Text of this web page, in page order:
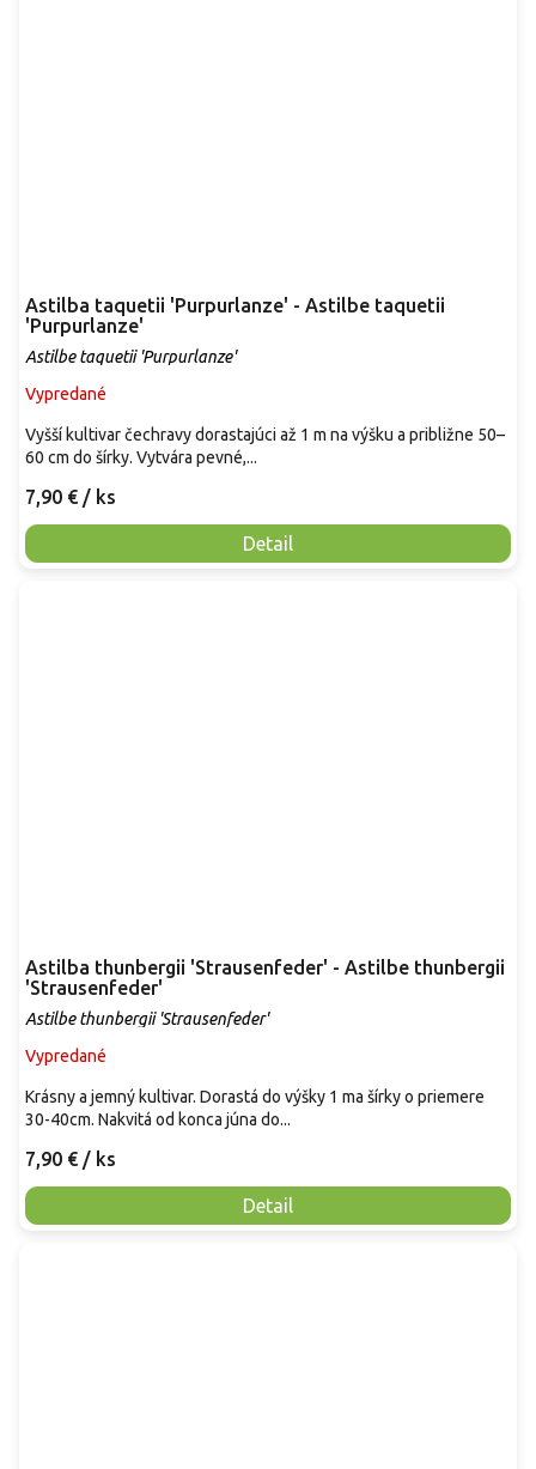
Astilba taquetii 'Purpurlanze' - Astilbe taquetii
'Purpurlanze'
Astilbe taquetii 'Purpurlanze'
Vypredané
7,90 € / ks
Detail
Vyšší kultivar čechravy dorastajúci až 1 m na výšku a približne 50–
60 cm do šírky. Vytvára pevné,...
Astilba thunbergii 'Strausenfeder' - Astilbe thunbergii
'Strausenfeder'
Astilbe thunbergii 'Strausenfeder'
Vypredané
7,90 € / ks
Detail
Krásny a jemný kultivar. Dorastá do výšky 1 ma šírky o priemere
30-40cm. Nakvitá od konca júna do...